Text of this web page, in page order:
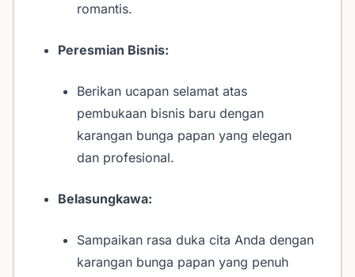
romantis.
Peresmian Bisnis:
Berikan ucapan selamat atas
pembukaan bisnis baru dengan
karangan bunga papan yang elegan
dan profesional.
Belasungkawa:
Sampaikan rasa duka cita Anda dengan
karangan bunga papan yang penuh